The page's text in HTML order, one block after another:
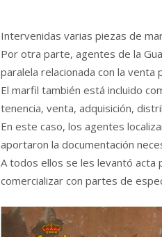
Intervenidas varias piezas de
Por otra parte, agentes de la
paralela relacionada con la
El marfil también está incluido
tenencia, venta, adquisición,
En este caso, los agentes
aportaron la documentación
A todos ellos se les levantó acta
comercializar con partes de